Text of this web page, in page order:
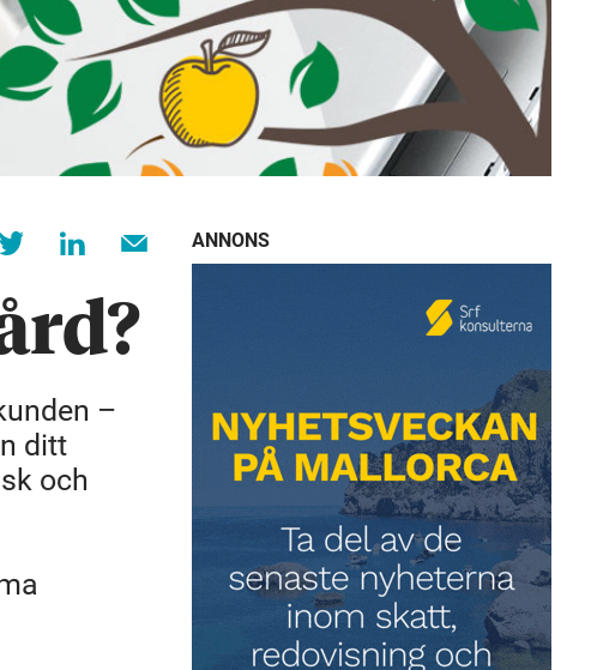
–
ditt
och
ANNONS